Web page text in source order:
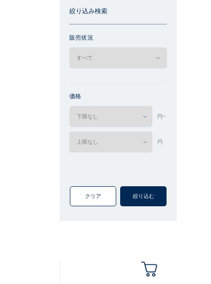
絞り込み検索
販売状況
価格
円~
円
クリア 絞り込む